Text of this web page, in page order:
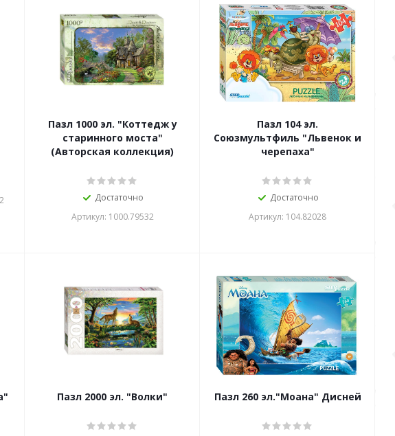
Пазл 1000 эл. "Коттедж у
старинного моста"
(Авторская коллекция)
Достаточно
Артикул: 1000.79532
Пазл 104 эл.
Союзмультфиль "Львенок и
черепаха"
Достаточно
Артикул: 104.82028
Пазл 2000 эл. "Волки" Пазл 260 эл."Моана" Дисней